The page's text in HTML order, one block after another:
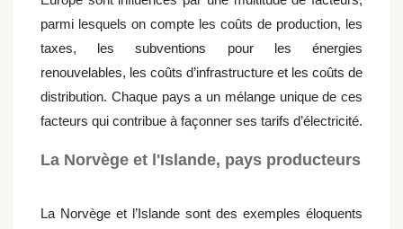
parmi lesquels on compte les coûts de production, les
taxes, les subventions pour les énergies
renouvelables, les coûts d’infrastructure et les coûts de
distribution. Chaque pays a un mélange unique de ces
facteurs qui contribue à façonner ses tarifs d’électricité.
La Norvège et l'Islande, pays producteurs
La Norvège et l’Islande sont des exemples éloquents